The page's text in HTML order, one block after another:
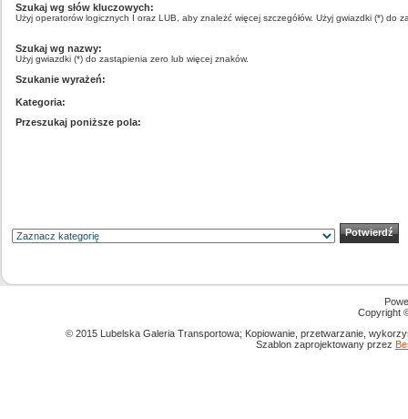
Szukaj wg słów kluczowych:
Użyj operatorów logicznych I oraz LUB, aby znależć więcej szczegółów. Użyj gwiazdki (*) do
Szukaj wg nazwy:
Użyj gwiazdki (*) do zastąpienia zero lub więcej znaków.
Szukanie wyrażeń:
Kategoria:
Przeszukaj poniższe pola:
Copyright
© 2015 Lubelska Galeria Transportowa; Kopiowanie, przetwarzanie,
Szablon zaprojektowany przez